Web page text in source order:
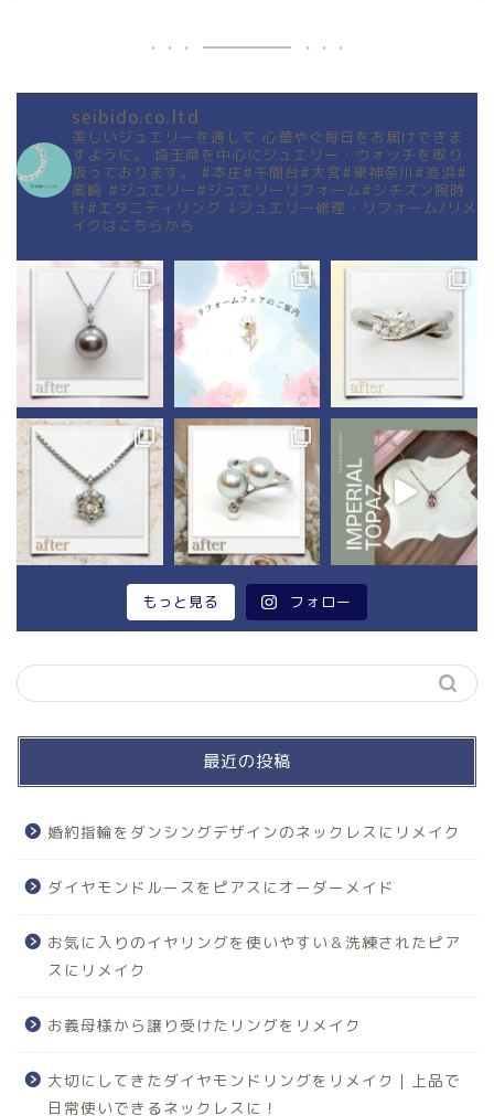
seibido.co.ltd
美しいジュエリーを通して 心華やぐ毎日をお届けできま
すように。
埼玉県を中心にジュエリー・ウォッチを取り
扱っております。
#本庄#千間台#大宮#東神奈川#追浜#
高崎 #ジュエリー#ジュエリーリフォーム#シチズン腕時
計#エタニティリング ↓ジュエリー修理・リフォーム/リメ
イクはこちらから
もっと見る フォロー
最近の投稿
婚約指輪をダンシングデザインのネックレスにリメイク
ダイヤモンドルースをピアスにオーダーメイド
お気に入りのイヤリングを使いやすい＆洗練されたピア
スにリメイク
お義母様から譲り受けたリングをリメイク
大切にしてきたダイヤモンドリングをリメイク｜上品で
日常使いできるネックレスに！